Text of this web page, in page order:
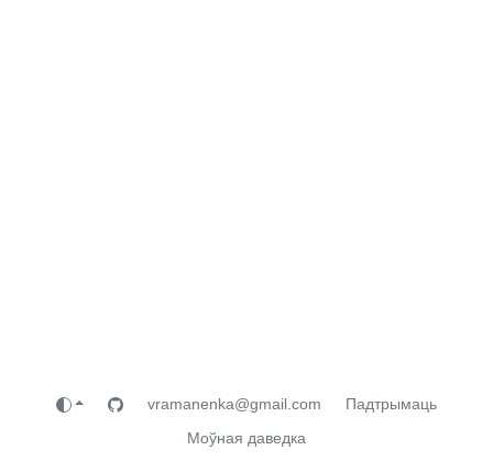
vramanenka@gmail.com
Падтрымаць
Моўная даведка